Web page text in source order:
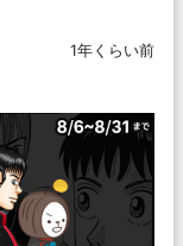
1年くらい前